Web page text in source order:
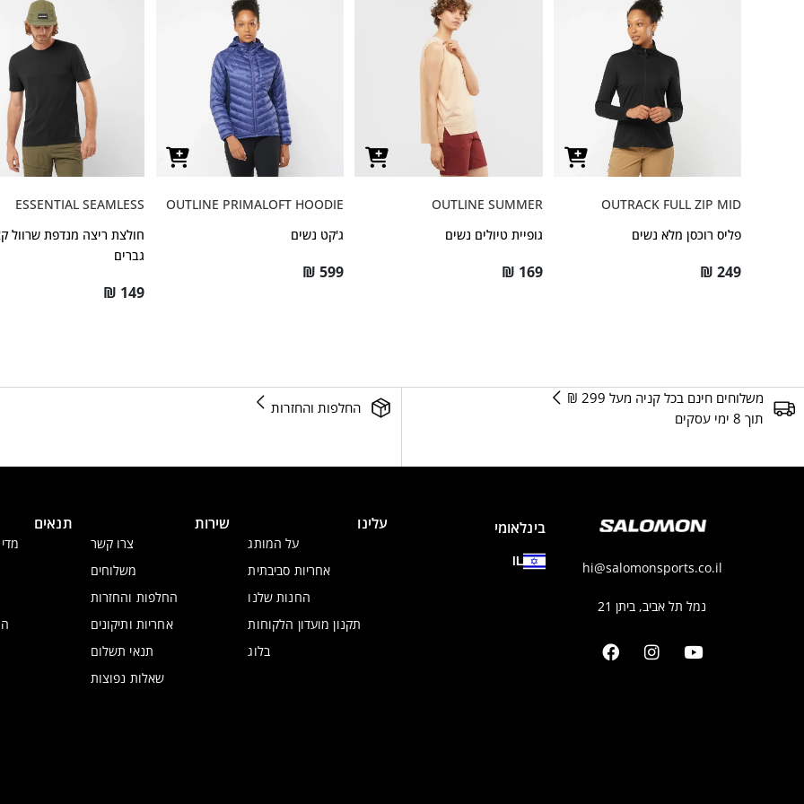
OUTRACK FULL ZIP MID
פליס רוכסן מלא נשים
₪ 249
OUTLINE SUMMER
גופיית טיולים נשים
₪ 169
OUTLINE PRIMALOFT HOODIE
ג'קט נשים
₪ 599
ESSENTIAL SEAMLESS
חולצת ריצה מנדפת שרוול
גברים
₪ 149
משלוחים חינם בכל קניה מעל 299 ₪
תוך 8 ימי עסקים
החלפות והחזרות
hi@salomonsports.co.il
נמל תל אביב, ביתן 21
בינלאומי
IL
עלינו
על המותג
אחריות סביבתית
החנות שלנו
תקנון מועדון הלקוחות
בלוג
שירות
צרו קשר
משלוחים
החלפות והחזרות
אחריות ותיקונים
תנאי תשלום
שאלות נפוצות
תנאים